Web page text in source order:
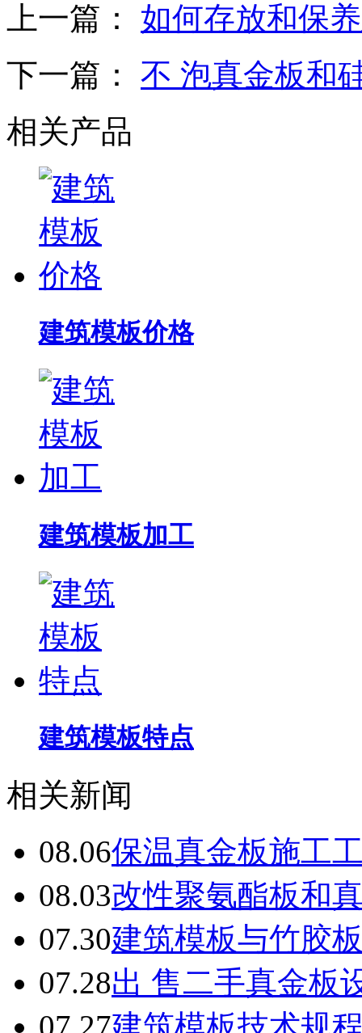
上一篇： 如何存放和保
下一篇： 不 泡真金板和
相关产品
建筑模板价格
建筑模板加工
建筑模板特点
相关新闻
08.06保温真金板施工
08.03改性聚氨酯板和
07.30建筑模板与竹胶
07.28出 售二手真金板